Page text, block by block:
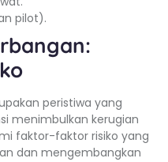
pilot).
peristiwa yang
menimbulkan kerugian
faktor-faktor risiko yang
dan mengembangkan